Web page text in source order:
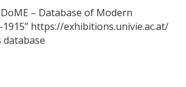
– Database of Modern
https://exhibitions.univie.ac.at/
database